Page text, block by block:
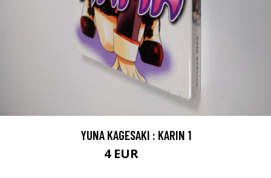
YUNA KAGESAKI : KARIN 1
4 EUR